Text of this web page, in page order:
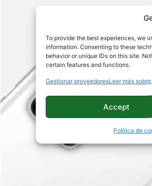
To provide the best experiences, we
information. Consenting to these
behavior or unique IDs on this site.
certain features and functions.
Gestionar proveedoresLeer más
Accept
Política de